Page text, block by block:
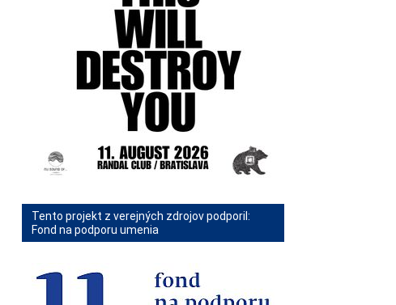
Tento projekt z verejných zdrojov podporil:
Fond na podporu umenia